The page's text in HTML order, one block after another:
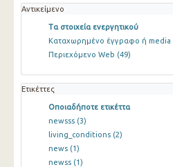
Αντικείμενο
Τα στοιχεία ενεργητικού
Καταχωρημένο έγγραφο ή media
Περιεχόμενο Web (49)
Ετικέττες
Οποιαδήποτε ετικέττα
newsss (3)
living_conditions (2)
news (1)
newss (1)